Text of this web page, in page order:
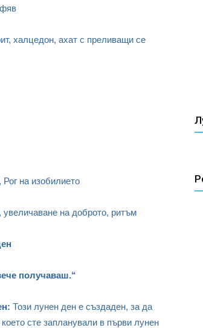
халцедон, ахат с преливащи се
Рог на изобилието
на доброто, ритъм
получаваш.“
Този лунен ден е създаден, за да
сте запланували в първи лунен